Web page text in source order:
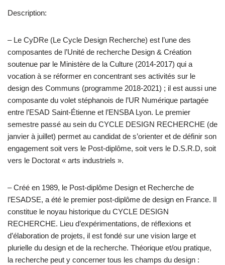
Description:
– Le CyDRe (Le Cycle Design Recherche) est l’une des
composantes de l’Unité de recherche Design & Création
soutenue par le Ministère de la Culture (2014-2017) qui a
vocation à se réformer en concentrant ses activités sur le
design des Communs (programme 2018-2021) ; il est aussi une
composante du volet stéphanois de l’UR Numérique partagée
entre l’ESAD Saint-Étienne et l’ENSBA Lyon. Le premier
semestre passé au sein du CYCLE DESIGN RECHERCHE (de
janvier à juillet) permet au candidat de s’orienter et de définir son
engagement soit vers le Post-diplôme, soit vers le D.S.R.D, soit
vers le Doctorat « arts industriels ».
– Créé en 1989, le Post-diplôme Design et Recherche de
l’ESADSE, a été le premier post-diplôme de design en France. Il
constitue le noyau historique du CYCLE DESIGN
RECHERCHE. Lieu d’expérimentations, de réflexions et
d’élaboration de projets, il est fondé sur une vision large et
plurielle du design et de la recherche. Théorique et/ou pratique,
la recherche peut y concerner tous les champs du design :